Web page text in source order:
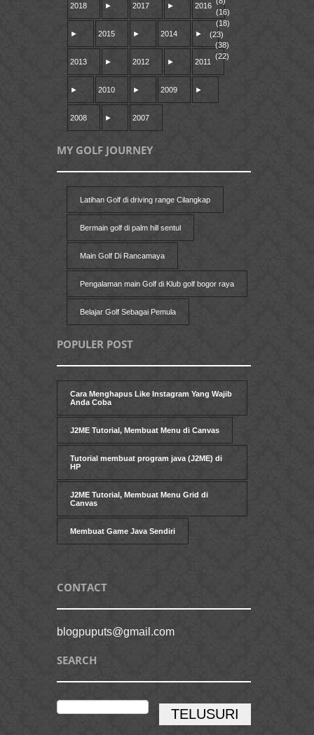
2018 ► 2017 ► 2016
► 2015 ► 2014 ►
2013 ► 2012 ► 2011
(16)
► 2010
(18)
► 2009
(23)
►
2008
(38)
► 2007
(22)
MY GOLF JOURNEY
Latihan Golf di driving range Cilangkap
Bermain golf di palm hill sentul
Main Golf Di Rancamaya
Pengalaman main Golf di Klub golf bogor raya
Belajar Golf Sebagai Pemula
POPULER POST
Cara Menghapus Like Instagram Yang Wajib
Anda Coba
J2ME Tutorial, Membuat Menu di Canvas
Tutorial membuat program java (J2ME) di
HP
J2ME Tutorial, Membuat Menu Grid di
Canvas
Membuat Game Java Sendiri
CONTACT
blogpuputs@gmail.com
SEARCH